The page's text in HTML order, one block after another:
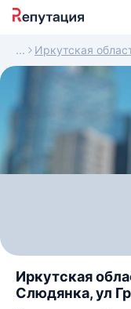
Иркутская
Иркутская
Слюдянка, ул